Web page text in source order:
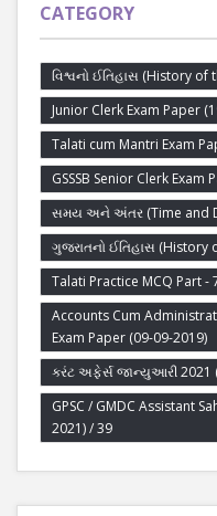
CATEGORY
વિશ્વનો ઈતિહાસ (History of
Junior Clerk Exam Paper
Talati cum Mantri Exam
GSSSB Senior Clerk Exam
સમય અને અંતર (Time and
ગુજરાતનો ઈતિહાસ (History
Talati Practice MCQ Part -
Accounts Cum
Exam Paper (09-09-2019)
કરંટ અફેર્સ જાન્યુઆરી 2021
GPSC / GMDC Assistant
2021) / 39